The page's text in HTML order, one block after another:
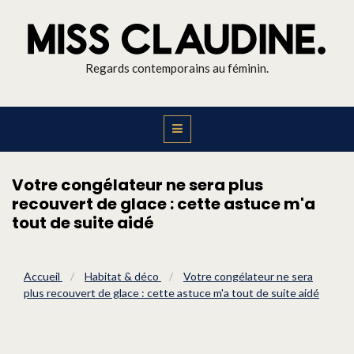
Regards contemporains au féminin.
Votre congélateur ne sera plus
recouvert de glace : cette astuce m'a
tout de suite aidé
Accueil / Habitat & déco /
Votre congélateur ne sera
plus recouvert de glace : cette astuce m'a tout de suite aidé